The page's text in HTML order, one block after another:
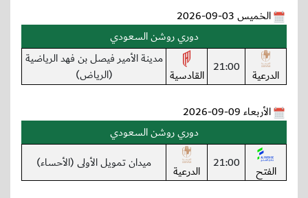
الخميس 03-09-2026
دوري روشن السعودي
الدرعية 21:00 القادسية
مدينة الأمير فيصل بن فهد الرياضية
(الرياض)
الأربعاء 09-09-2026
دوري روشن السعودي
الفتح 21:00 الدرعية ميدان تمويل الأولى (الأحساء)